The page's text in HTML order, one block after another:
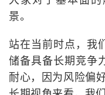
景。
站在当前时点，我
储备具备长期竞争
耐心，因为风险偏